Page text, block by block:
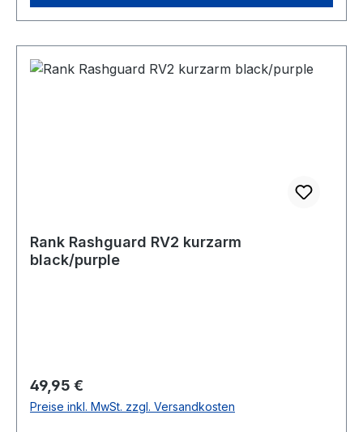
Rank Rashguard RV2 kurzarm
black/purple
Regulärer Preis:
49,95 €
Preise inkl. MwSt. zzgl. Versandkosten